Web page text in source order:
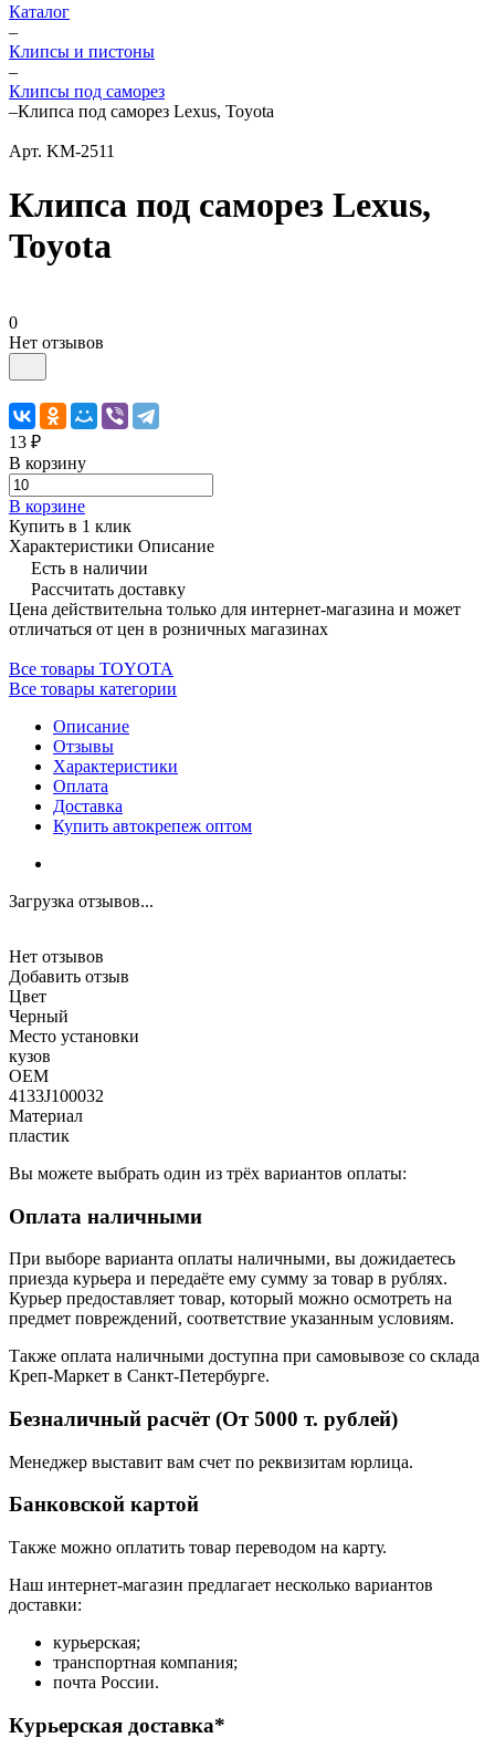
Каталог
–
Клипсы и пистоны
–
Клипсы под саморез
–Клипса под саморез Lexus, Toyota
Арт. KM-2511
Клипса под саморез Lexus,
Toyota
0
Нет отзывов
13 ₽
В корзину
В корзине
Купить в 1 клик
Характеристики Описание
Есть в наличии
Рассчитать доставку
Цена действительна только для интернет-магазина и может
отличаться от цен в розничных магазинах
Все товары TOYOTA
Все товары категории
Описание
Отзывы
Характеристики
Оплата
Доставка
Купить автокрепеж оптом
Загрузка отзывов...
Нет отзывов
Добавить отзыв
Цвет
Черный
Место установки
кузов
OEM
4133J100032
Материал
пластик
Вы можете выбрать один из трёх вариантов оплаты:
Оплата наличными
При выборе варианта оплаты наличными, вы дожидаетесь
приезда курьера и передаёте ему сумму за товар в рублях.
Курьер предоставляет товар, который можно осмотреть на
предмет повреждений, соответствие указанным условиям.
Также оплата наличными доступна при самовывозе со склада
Креп-Маркет в Санкт-Петербурге.
Безналичный расчёт (От 5000 т. рублей)
Менеджер выставит вам счет по реквизитам юрлица.
Банковской картой
Также можно оплатить товар переводом на карту.
Наш интернет-магазин предлагает несколько вариантов
доставки:
курьерская;
транспортная компания;
почта России.
Курьерская доставка*